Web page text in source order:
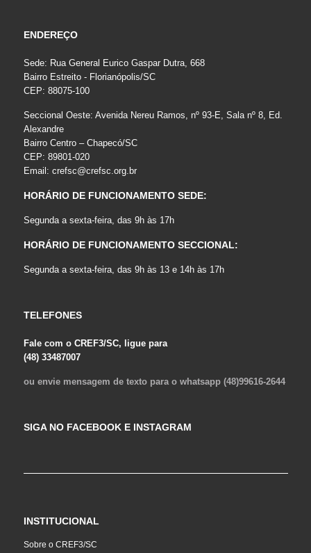
ENDEREÇO
Sede: Rua General Eurico Gaspar Dutra, 668
Bairro Estreito - Florianópolis/SC
CEP: 88075-100
Seccional Oeste: Avenida Nereu Ramos, nº 93-E, Sala nº 8, Ed.
Alexandre
Bairro Centro – Chapecó/SC
CEP: 89801-020
Email: crefsc@crefsc.org.br
HORÁRIO DE FUNCIONAMENTO SEDE:
Segunda a sexta-feira, das 9h às 17h
HORÁRIO DE FUNCIONAMENTO SECCIONAL:
Segunda a sexta-feira, das 9h às 13 e 14h às 17h
TELEFONES
Fale com o CREF3/SC, ligue para
(48) 33487007
ou envie mensagem de texto para o whatsapp (48)99616-2644
SIGA NO FACEBOOK E INSTAGRAM
INSTITUCIONAL
Sobre o CREF3/SC